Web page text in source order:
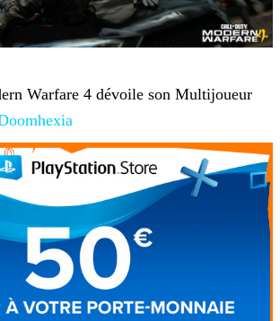
Warfare 4 dévoile son Multijoueur